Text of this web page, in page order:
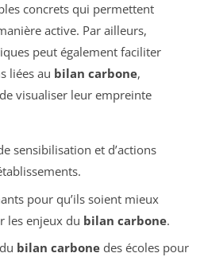
concrets qui permettent
active. Par ailleurs,
peut également faciliter
liées au bilan carbone,
visualiser leur empreinte
sensibilisation et d’actions
pour qu’ils soient mieux
les enjeux du bilan carbone.
bilan carbonedes écoles pour